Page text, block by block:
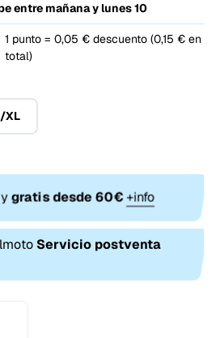
entre mañana y lunes 10
1 punto = 0,05 € descuento (0,15 € en
total)
XL
gratis desde 60€+info
Servicio postventa